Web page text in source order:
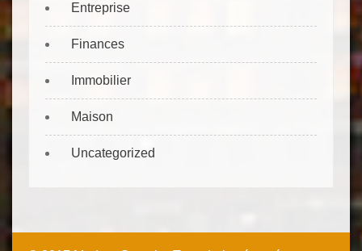
Entreprise
Finances
Immobilier
Maison
Uncategorized